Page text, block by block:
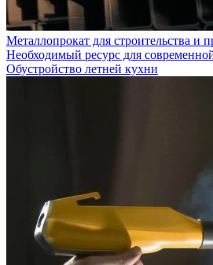
Металлопрокат для строительства и
Необходимый ресурс для
Обустройство летней кухни